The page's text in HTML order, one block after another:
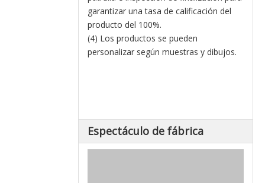
garantizar una tasa de calificación del
producto del 100%.
(4) Los productos se pueden
personalizar según muestras y dibujos.
Espectáculo de fábrica